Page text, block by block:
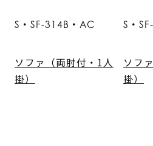
S・SF-314B・AC
ソファ（両肘付・1人
掛）
S・
ソフ
掛）